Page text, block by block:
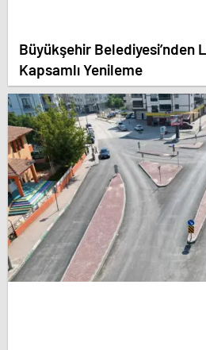
Büyükşehir Belediyesi’nden
Kapsamlı Yenileme